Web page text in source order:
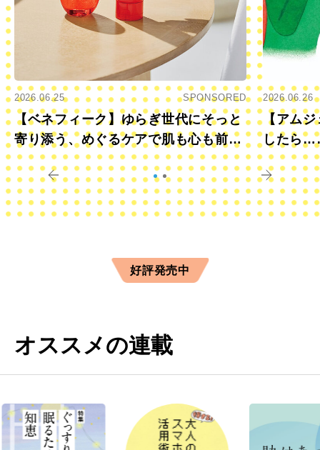
2026.06.25 SPONSORED
【ベネフィーク】ゆらぎ世代にそっと
寄り添う、めぐるケアで肌も心も前向
きに
2026.06.26
【アムジ
したら
すか？
好評発売中
オススメの連載